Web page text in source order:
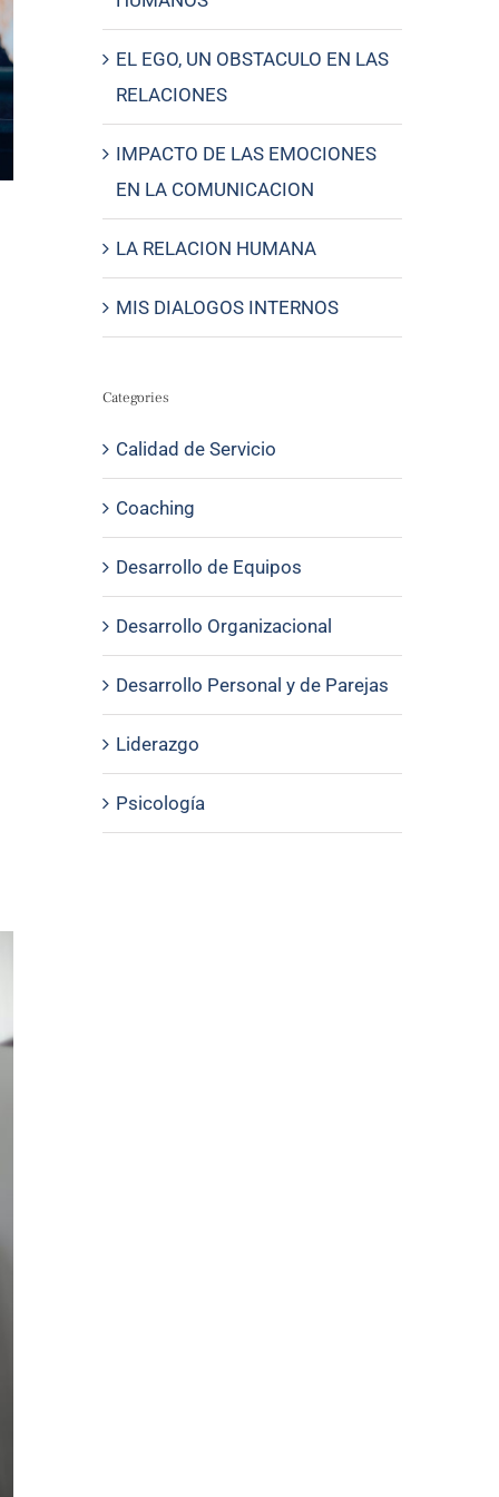
EL EGO, UN OBSTACULO EN LAS
RELACIONES
IMPACTO DE LAS EMOCIONES
EN LA COMUNICACION
LA RELACION HUMANA
MIS DIALOGOS INTERNOS
Categories
Calidad de Servicio
Coaching
Desarrollo de Equipos
Desarrollo Organizacional
Desarrollo Personal y de Parejas
Liderazgo
Psicología